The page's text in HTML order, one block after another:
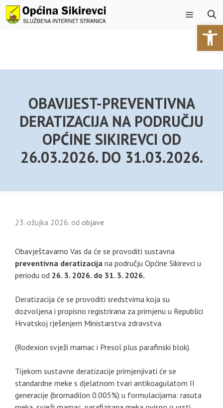
Preskoči
na
Izbornik
OBAVIJEST-PREVENTIVNA
DERATIZACIJA NA PODRUČJU
OPĆINE SIKIREVCI OD
26.03.2026. DO 31.03.2026.
23. ožujka 2026. od objave
Obavještavamo Vas da će se provoditi sustavna
preventivna deratizacija na području Općine Sikirevci u
periodu od 26. 3. 2026. do 31. 3. 2026.
Deratizacija će se provoditi sredstvima koja su
dozvoljena i propisno registrirana za primjenu u Republici
Hrvatskoj rješenjem Ministarstva zdravstva.
(Rodexion svježi mamac i Presol plus parafinski blok).
Tijekom sustavne deratizacije primjenjivati će se
standardne meke s djelatnom tvari antikoagulatom II
generacije (bromadilon 0.005%) u formulacijama: rasuta